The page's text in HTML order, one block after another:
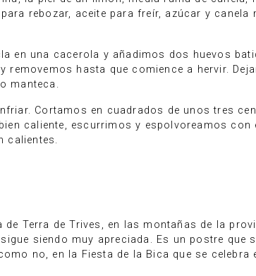
rebozar, aceite para freír, azúcar y canela
en una cacerola y añadimos dos huevos
hasta que comience a hervir.
manteca.
Cortamos en cuadrados de unos tres
caliente, escurrimos y espolvoreamos con
calientes.
Terra de Trives, en las montañas de la
siendo muy apreciada. Es un postre que
no, en la Fiesta de la Bica que se